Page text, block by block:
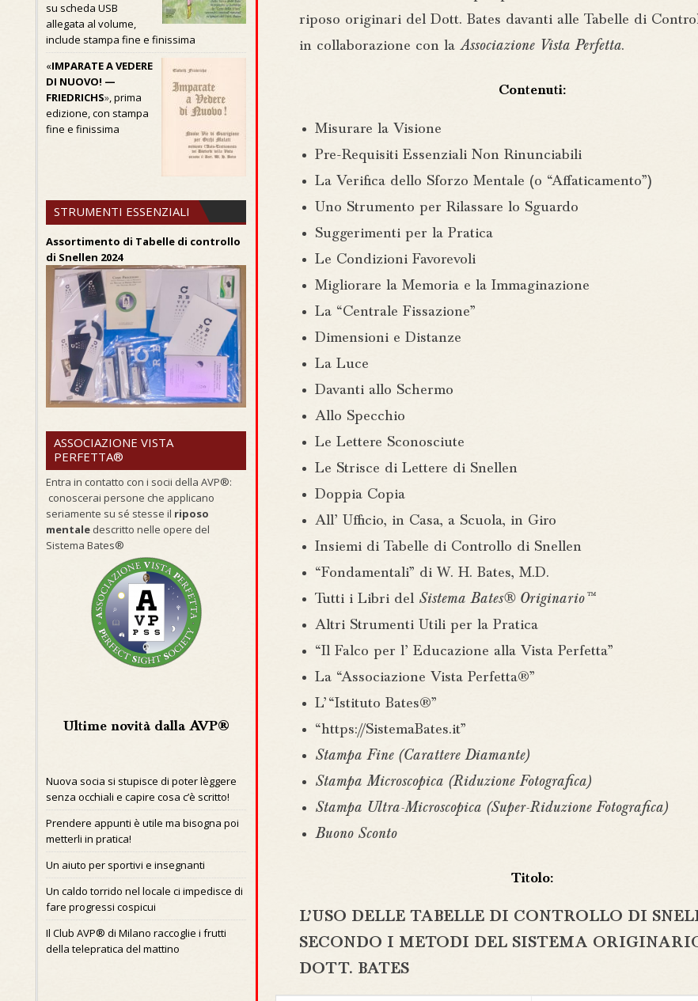
riposo originari del Dott. Bates davanti alle Tabelle di
in collaborazione con laAssociazione Vista Perfetta.
Contenuti:
Misurare la Visione
Pre-Requisiti Essenziali Non Rinunciabili
La Verifica dello Sforzo Mentale (o “Affaticamento”)
Uno Strumento per Rilassare lo Sguardo
Suggerimenti per la Pratica
Le Condizioni Favorevoli
Migliorare la Memoria e la Immaginazione
La “Centrale Fissazione”
Dimensioni e Distanze
La Luce
Davanti allo Schermo
Allo Specchio
Le Lettere Sconosciute
Le Strisce di Lettere di Snellen
Doppia Copia
All’ Ufficio, in Casa, a Scuola, in Giro
Insiemi di Tabelle di Controllo di Snellen
“Fondamentali” di W. H. Bates, M.D.
Tutti i Libri del Sistema Bates® Originario™
Altri Strumenti Utili per la Pratica
“Il Falco per l’ Educazione alla Vista Perfetta”
La “Associazione Vista Perfetta®”
L’ “Istituto Bates®”
“https://SistemaBates.it”
Stampa Fine (Carattere Diamante)
Stampa Microscopica (Riduzione Fotografica)
Stampa Ultra-Microscopica (Super-Riduzione Fotografica)
Buono Sconto
Titolo:
L’USO DELLE TABELLE DI CONTROLLO DI
SECONDO I METODI DEL SISTEMA
DOTT. BATES
su scheda USB
allegata al volume,
include stampa fine e finissima
«IMPARATE A VEDERE
DI NUOVO! —
FRIEDRICHS», prima
edizione, con stampa
fine e finissima
STRUMENTI ESSENZIALI
Assortimento di Tabelle di controllo
di Snellen 2024
ASSOCIAZIONE VISTA
PERFETTA®
Entra in contatto con i socii della AVP®:
conoscerai persone che applicano
seriamente su sé stesse il riposo
mentaledescritto nelle opere del
Sistema Bates®
Ultime novità dalla AVP®
Nuova socia si stupisce di poter lèggere
senza occhiali e capire cosa c’è scritto!
Prendere appunti è utile ma bisogna poi
metterli in pratica!
Un aiuto per sportivi e insegnanti
Un caldo torrido nel locale ci impedisce di
fare progressi cospicui
Il Club AVP® di Milano raccoglie i frutti
della telepratica del mattino